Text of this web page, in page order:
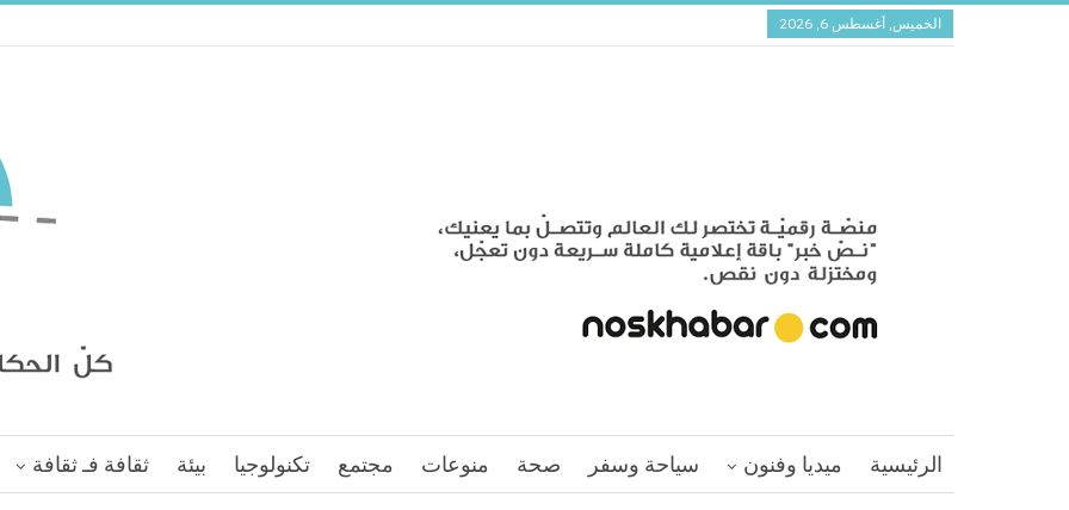
الخميس, أغسطس 6, 2026
الرئيسية ميديا وفنون سياحة وسفر صحة منوعات مجتمع تكنولوجيا بيئة ثقافة فـ ثقافة